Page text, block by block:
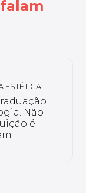
DISTÚRBIOS
e
que eu
ele vai de
uma
aluno é